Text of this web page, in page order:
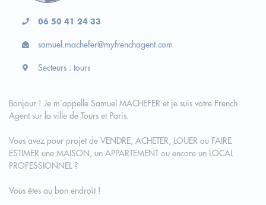
06 50 41 24 33
samuel.machefer@myfrenchagent.com
Secteurs : tours
Bonjour ! Je m’appelle Samuel MACHEFER et je suis votre French
Agent sur la ville de Tours et Paris.
Vous avez pour projet de VENDRE, ACHETER, LOUER ou FAIRE
ESTIMER une MAISON, un APPARTEMENT ou encore un LOCAL
PROFESSIONNEL ?
Vous êtes au bon endroit !